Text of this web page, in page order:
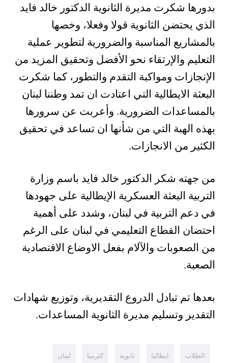
بدورها شكرت مديرة الثانوية الدكتور خالد فايد
الذي يحتضن الثانوية قولا وفعلا، وخصها
بالمشاريع المناسبة والضرورية لتطوير عملية
التعليم والإرتقاء نحو الأفضل وتحقيق المزيد من
الإنجازات ومواكبة التقدم والتطور، كما شكرت
البعثة الايطالية التي اعتادت ان تمد وطننا لبنان
بالمساعدات الضرورية. وأعربت عن سرورها
بهذه الهبة التي من شأنها ان تساعد في تحقيق
الكثير من الانجازات.
من جهته شكر الدكتور خالد فايد باسم وزارة
التربية البعثة العسكرية الإيطالية على جهودها
في دعم التربية في لبنان، وشدد على أهمية
احتضان القطاع التعليمي في لبنان على الرغم
من الصعوبات والآلام بفعل الاوضاع الاقتصادية
الصعبة.
بعدها تم تبادل الدروع التقديرية، وتوزيع شهادات
التقدير وتسليم مديرة الثانوية المساعدات.
الطلاب ايطاليا ثانوية كترميا لبنان